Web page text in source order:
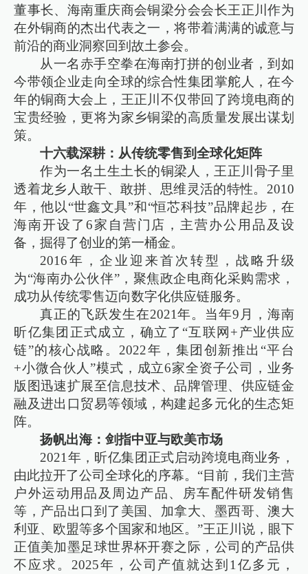
董事长、海南重庆商会铜梁分会会长王正川作为
在外铜商的杰出代表之一，将带着满满的诚意与
前沿的商业洞察回到故土参会。
从一名赤手空拳在海南打拼的创业者，到如
今带领企业走向全球的综合性集团掌舵人，在今
年的铜商大会上，王正川不仅带回了跨境电商的
宝贵经验，更将为家乡铜梁的高质量发展出谋划
策。
十六载深耕：从传统零售到全球化矩阵
作为一名土生土长的铜梁人，王正川骨子里
透着龙乡人敢干、敢拼、思维灵活的特性。2010
年，他以“世鑫文具”和“恒芯科技”品牌起步，在
海南开设了6家自营门店，主营办公用品及设
备，掘得了创业的第一桶金。
2016年，企业迎来首次转型，战略升级
为“海南办公伙伴”，聚焦政企电商化采购需求，
成功从传统零售迈向数字化供应链服务。
真正的飞跃发生在2021年。当年9月，海南
昕亿集团正式成立，确立了“互联网+产业供应
链”的核心战略。2022年，集团创新推出“平台
+小微合伙人”模式，成立6家全资子公司，业务
版图迅速扩展至信息技术、品牌管理、供应链金
融及进出口贸易等领域，构建起多元化的生态矩
阵。
扬帆出海：剑指中亚与欧美市场
2021年，昕亿集团正式启动跨境电商业务，
由此拉开了公司全球化的序幕。“目前，我们主营
户外运动用品及周边产品、房车配件研发销售
等，产品出口到了美国、加拿大、墨西哥、澳大
利亚、欧盟等多个国家和地区。”王正川说，眼下
正值美加墨足球世界杯开赛之际，公司的产品供
不应求。2025年，公司产值就达到1亿多元，